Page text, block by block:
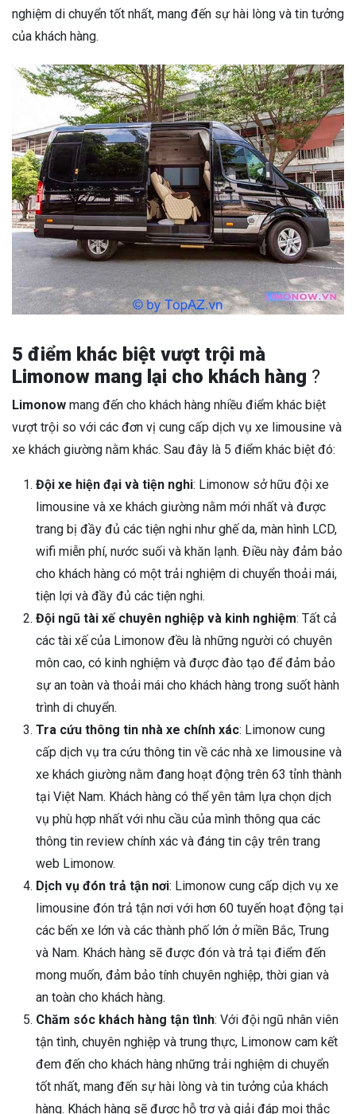
nghiệm di chuyển tốt nhất, mang đến sự hài lòng và tin tưởng
của khách hàng.
5 điểm khác biệt vượt trội mà
Limonow mang lại cho khách hàng ?
Limonow mang đến cho khách hàng nhiều điểm khác biệt
vượt trội so với các đơn vị cung cấp dịch vụ xe limousine và
xe khách giường nằm khác. Sau đây là 5 điểm khác biệt đó:
Đội xe hiện đại và tiện nghi: Limonow sở hữu đội xe
limousine và xe khách giường nằm mới nhất và được
trang bị đầy đủ các tiện nghi như ghế da, màn hình LCD,
wifi miễn phí, nước suối và khăn lạnh. Điều này đảm bảo
cho khách hàng có một trải nghiệm di chuyển thoải mái,
tiện lợi và đầy đủ các tiện nghi.
Đội ngũ tài xế chuyên nghiệp và kinh nghiệm: Tất cả
các tài xế của Limonow đều là những người có chuyên
môn cao, có kinh nghiệm và được đào tạo để đảm bảo
sự an toàn và thoải mái cho khách hàng trong suốt hành
trình di chuyển.
Tra cứu thông tin nhà xe chính xác: Limonow cung
cấp dịch vụ tra cứu thông tin về các nhà xe limousine và
xe khách giường nằm đang hoạt động trên 63 tỉnh thành
tại Việt Nam. Khách hàng có thể yên tâm lựa chọn dịch
vụ phù hợp nhất với nhu cầu của mình thông qua các
thông tin review chính xác và đáng tin cậy trên trang
web Limonow.
Dịch vụ đón trả tận nơi: Limonow cung cấp dịch vụ xe
limousine đón trả tận nơi với hơn 60 tuyến hoạt động tại
các bến xe lớn và các thành phố lớn ở miền Bắc, Trung
và Nam. Khách hàng sẽ được đón và trả tại điểm đến
mong muốn, đảm bảo tính chuyên nghiệp, thời gian và
an toàn cho khách hàng.
Chăm sóc khách hàng tận tình: Với đội ngũ nhân viên
tận tình, chuyên nghiệp và trung thực, Limonow cam kết
đem đến cho khách hàng những trải nghiệm di chuyển
tốt nhất, mang đến sự hài lòng và tin tưởng của khách
hàng. Khách hàng sẽ được hỗ trợ và giải đáp mọi thắc